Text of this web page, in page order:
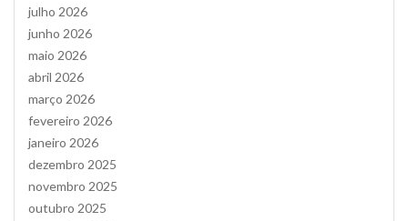
julho 2026
junho 2026
maio 2026
abril 2026
março 2026
fevereiro 2026
janeiro 2026
dezembro 2025
novembro 2025
outubro 2025